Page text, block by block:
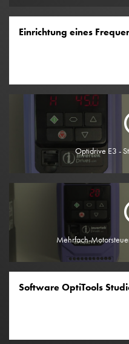
Einrichtung eines
Optidrive E3 -
Mehrfach-
Software OptiTools